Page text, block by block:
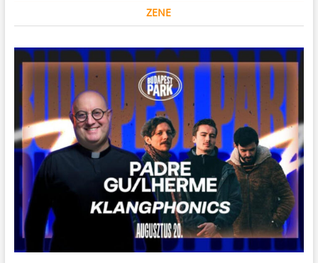
ZENE